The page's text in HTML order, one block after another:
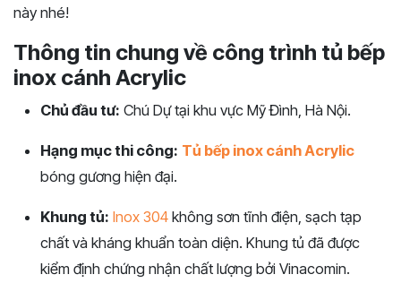
này nhé!
Thông tin chung về công trình tủ bếp
inox cánh Acrylic
Chủ đầu tư: Chú Dự tại khu vực Mỹ Đình, Hà Nội.
Hạng mục thi công: Tủ bếp inox cánh Acrylic
bóng gương hiện đại.
Khung tủ: Inox 304 không sơn tĩnh điện, sạch tạp
chất và kháng khuẩn toàn diện. Khung tủ đã được
kiểm định chứng nhận chất lượng bởi Vinacomin.